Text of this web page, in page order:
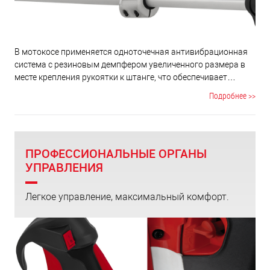
В мотокосе применяется одноточечная антивибрационная
система с резиновым демпфером увеличенного размера в
месте крепления рукоятки к штанге, что обеспечивает
качественные подшипники вала и отбалансированное
Подробнее >>
ПРОФЕССИОНАЛЬНЫЕ ОРГАНЫ
УПРАВЛЕНИЯ
Легкое управление, максимальный комфорт.